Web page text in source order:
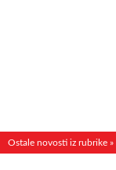
Ostale novosti iz rubrike »